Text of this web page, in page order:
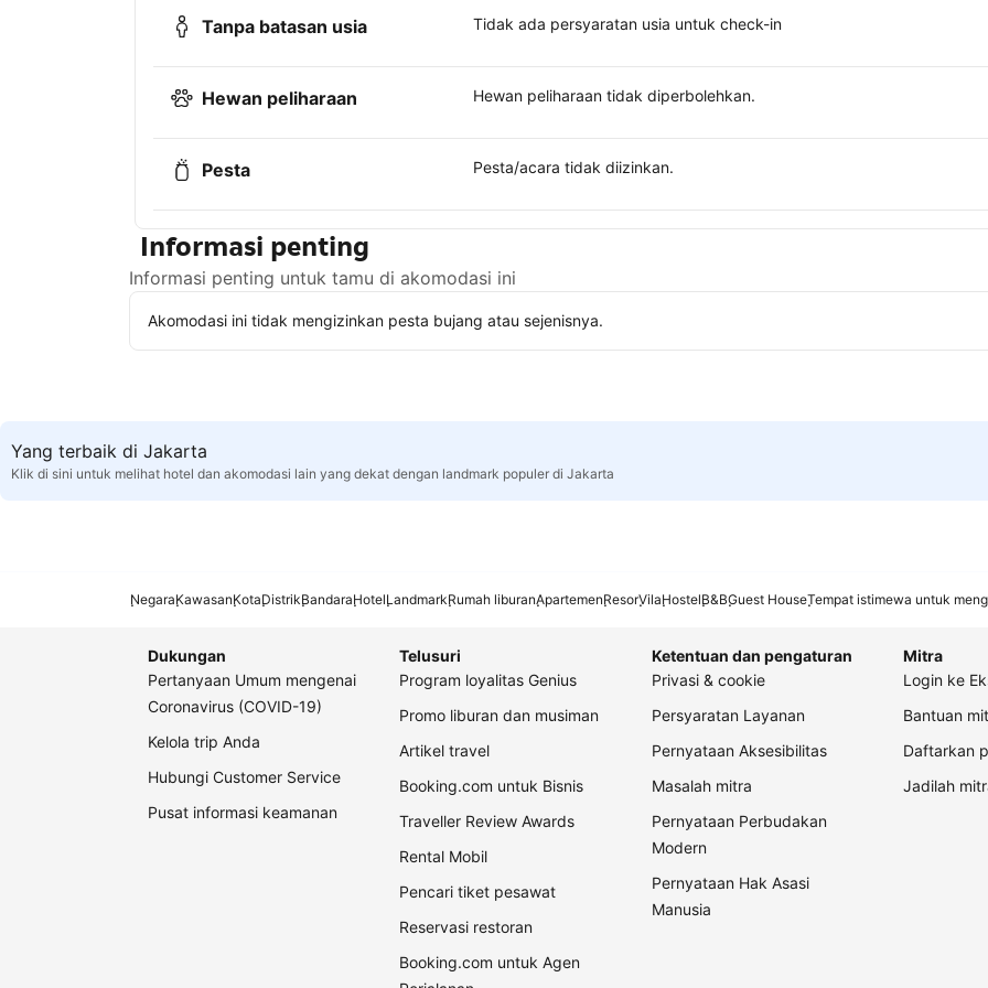
Tanpa batasan usia Tidak ada persyaratan usia untuk check-in
Hewan peliharaan Hewan peliharaan tidak diperbolehkan.
Pesta Pesta/acara tidak diizinkan.
Informasi penting
Informasi penting untuk tamu di akomodasi ini
Akomodasi ini tidak mengizinkan pesta bujang atau sejenisnya.
Yang terbaik di Jakarta
Klik di sini untuk melihat hotel dan akomodasi lain yang dekat dengan landmark populer di Jakarta
NegaraKawasanKotaDistrikBandaraHotelLandmarkRumah liburanApartemenResorVilaHostelB&BGuest HouseTempat istimewa untuk
Dukungan
Pertanyaan Umum mengenai
Coronavirus (COVID-19)
Kelola trip Anda
Hubungi Customer Service
Pusat informasi keamanan
Telusuri
Program loyalitas Genius
Promo liburan dan musiman
Artikel travel
Booking.com untuk Bisnis
Traveller Review Awards
Rental Mobil
Pencari tiket pesawat
Reservasi restoran
Booking.com untuk Agen
Ketentuan dan pengaturan
Privasi & cookie
Persyaratan Layanan
Pernyataan Aksesibilitas
Masalah mitra
Pernyataan Perbudakan
Modern
Pernyataan Hak Asasi
Manusia
Mitra
Login ke
Bantuan
Daftarkan
Jadilah